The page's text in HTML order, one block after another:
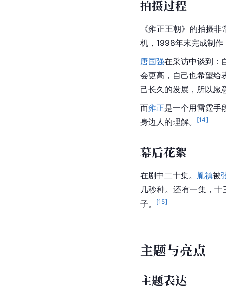
拍摄过程
《雍正王朝》的拍摄
机，1998年末完成制
唐国强在采访中谈到：
会更高，自己也希望给
己长久的发展，所以愿
而雍正是一个用雷霆手
身边人的理解。
[14]
幕后花絮
在剧中二十集。 胤禛被
几秒种。还有一集，
子。 [15]
主题与亮点
主题表达